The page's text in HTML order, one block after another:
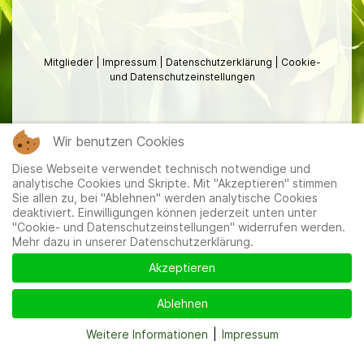
Mitglieder Impressum Datenschutzerklärung
Cookie-
und Datenschutzeinstellungen
Wir benutzen Cookies
Diese Webseite verwendet technisch notwendige und
analytische Cookies und Skripte. Mit "Akzeptieren" stimmen
Sie allen zu, bei "Ablehnen" werden analytische Cookies
deaktiviert. Einwilligungen können jederzeit unten unter
"Cookie- und Datenschutzeinstellungen" widerrufen werden.
Mehr dazu in unserer Datenschutzerklärung.
Akzeptieren
Ablehnen
Weitere Informationen Impressum